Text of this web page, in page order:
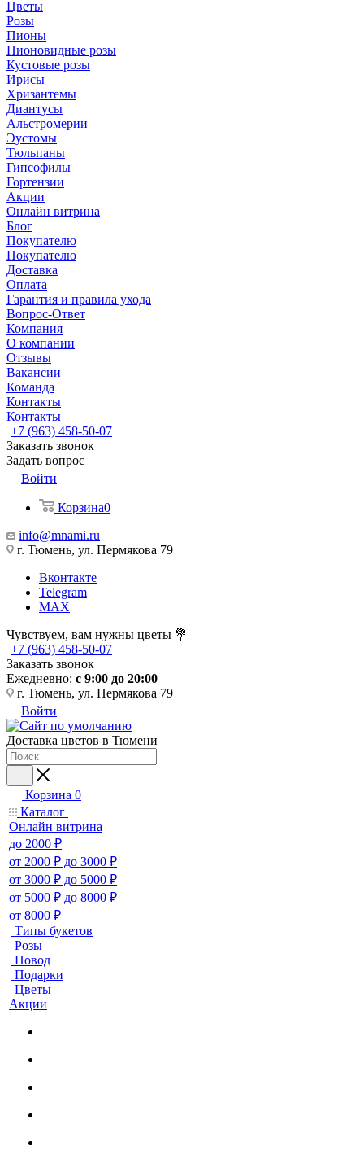
Цветы
Розы
Пионы
Пионовидные розы
Кустовые розы
Ирисы
Хризантемы
Диантусы
Альстромерии
Эустомы
Тюльпаны
Гипсофилы
Гортензии
Акции
Онлайн витрина
Блог
Покупателю
Покупателю
Доставка
Оплата
Гарантия и правила ухода
Вопрос-Ответ
Компания
О компании
Отзывы
Вакансии
Команда
Контакты
Контакты
+7 (963) 458-50-07
Заказать звонок
Задать вопрос
Войти
Корзина0
info@mnami.ru
г. Тюмень, ул. Пермякова 79
Вконтакте
Telegram
MAX
Чувствуем, вам нужны цветы 💐
+7 (963) 458-50-07
Заказать звонок
Ежедневно: с 9:00 до 20:00
г. Тюмень, ул. Пермякова 79
Войти
Доставка цветов в Тюмени
Корзина 0
Каталог
Онлайн витрина
до 2000 ₽
от 2000 ₽ до 3000 ₽
от 3000 ₽ до 5000 ₽
от 5000 ₽ до 8000 ₽
от 8000 ₽
Типы букетов
Розы
Повод
Подарки
Цветы
Акции